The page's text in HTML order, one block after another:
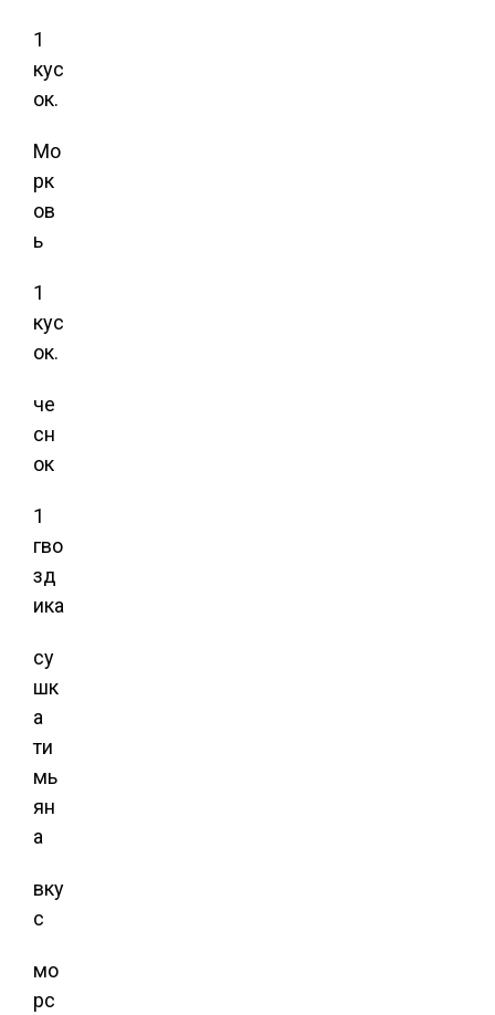
1
кус
ок.
Мо
рк
ов
ь
1
кус
ок.
че
сн
ок
1
гво
зд
ика
су
шк
а
ти
мь
ян
а
вку
с
мо
рс